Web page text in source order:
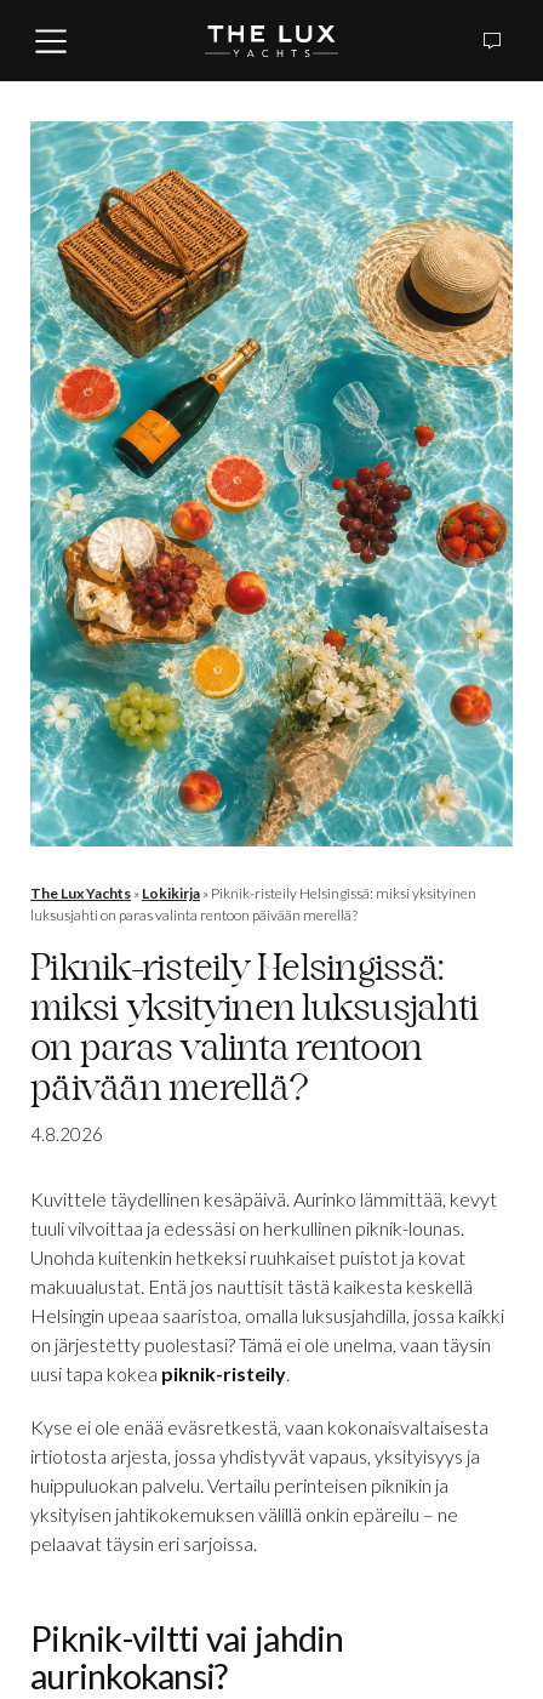
The Lux Yachts » Lokikirja » Piknik-risteily Helsingissä: miksi yksityinen
luksusjahti on paras valinta rentoon päivään merellä?
Piknik-risteily Helsingissä:
miksi yksityinen luksusjahti
on paras valinta rentoon
päivään merellä?
4.8.2026
Kuvittele täydellinen kesäpäivä. Aurinko lämmittää, kevyt
tuuli vilvoittaa ja edessäsi on herkullinen piknik-lounas.
Unohda kuitenkin hetkeksi ruuhkaiset puistot ja kovat
makuualustat. Entä jos nauttisit tästä kaikesta keskellä
Helsingin upeaa saaristoa, omalla luksusjahdilla, jossa kaikki
on järjestetty puolestasi? Tämä ei ole unelma, vaan täysin
uusi tapa kokea piknik-risteily.
Kyse ei ole enää eväsretkestä, vaan kokonaisvaltaisesta
irtiotosta arjesta, jossa yhdistyvät vapaus, yksityisyys ja
huippuluokan palvelu. Vertailu perinteisen piknikin ja
yksityisen jahtikokemuksen välillä onkin epäreilu – ne
pelaavat täysin eri sarjoissa.
Piknik-viltti vai jahdin
aurinkokansi?